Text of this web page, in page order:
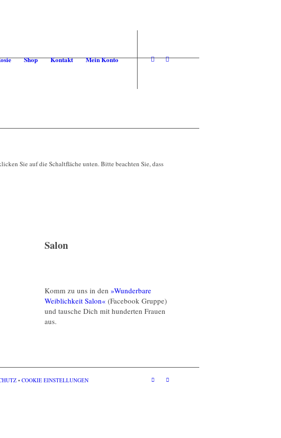
Shop Kontakt Mein Konto
Sie auf die Schaltfläche unten. Bitte beachten Sie, dass
Salon
Komm zu uns in den »Wunderbare
Weiblichkeit Salon« (Facebook Gruppe)
und tausche Dich mit hunderten Frauen
aus.
• COOKIE EINSTELLUNGEN